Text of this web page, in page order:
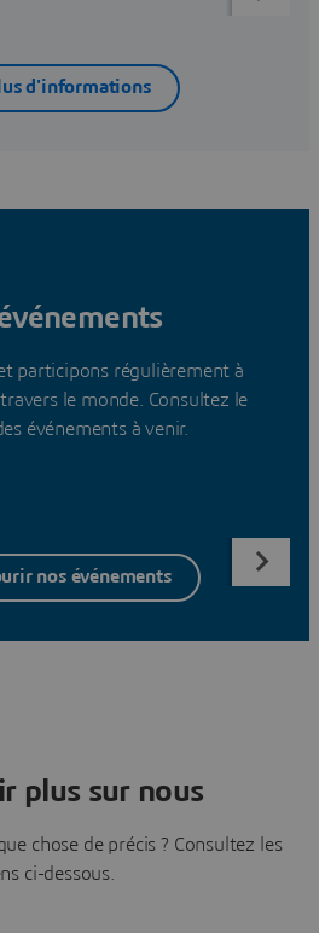
d'informations
participons régulièrement à
le monde. Consultez le
événements à venir.
nos événements
plus sur nous
chose de précis ? Consultez les
ci-dessous.